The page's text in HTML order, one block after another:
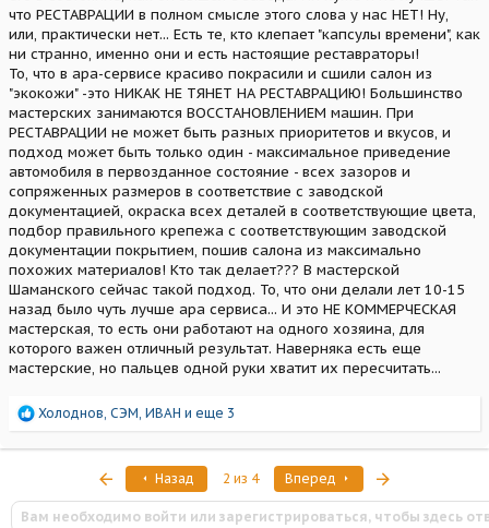
что РЕСТАВРАЦИИ в полном смысле этого слова у нас НЕТ! Ну,
или, практически нет... Есть те, кто клепает "капсулы времени", как
ни странно, именно они и есть настоящие реставраторы!
То, что в ара-сервисе красиво покрасили и сшили салон из
"экокожи" -это НИКАК НЕ ТЯНЕТ НА РЕСТАВРАЦИЮ! Большинство
мастерских занимаются ВОССТАНОВЛЕНИЕМ машин. При
РЕСТАВРАЦИИ не может быть разных приоритетов и вкусов, и
подход может быть только один - максимальное приведение
автомобиля в первозданное состояние - всех зазоров и
сопряженных размеров в соответствие с заводской
документацией, окраска всех деталей в соответствующие цвета,
подбор правильного крепежа с соответствующим заводской
документации покрытием, пошив салона из максимально
похожих материалов! Кто так делает??? В мастерской
Шаманского сейчас такой подход. То, что они делали лет 10-15
назад было чуть лучше ара сервиса... И это НЕ КОММЕРЧЕСКАЯ
мастерская, то есть они работают на одного хозяина, для
которого важен отличный результат. Наверняка есть еще
мастерские, но пальцев одной руки хватит их пересчитать...
Р
а
и
и
Холоднов СЭМ ИВАН и еще 3
ПервыйНазад 2 из 4 Вперед
Вам необходимо войти или зарегистрироваться, чтобы здесь